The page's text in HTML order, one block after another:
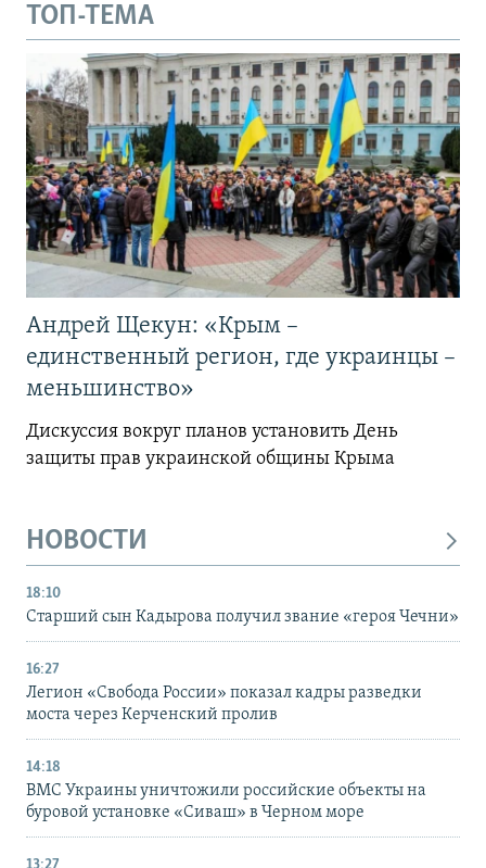
ТОП-ТЕМА
Андрей Щекун: «Крым –
единственный регион, где украинцы –
меньшинство»
Дискуссия вокруг планов установить День
защиты прав украинской общины Крыма
НОВОСТИ
18:10
Старший сын Кадырова получил звание «героя Чечни»
16:27
Легион «Свобода России» показал кадры разведки
моста через Керченский пролив
14:18
ВМС Украины уничтожили российские объекты на
буровой установке «Сиваш» в Черном море